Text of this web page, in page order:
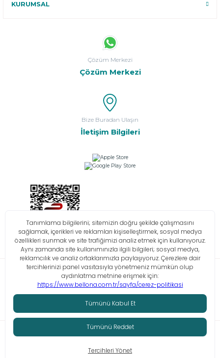
KURUMSAL
Çözüm Merkezi
Çözüm Merkezi
Bize Buradan Ulaşın
İletişim Bilgileri
Bilgi Toplumu Hizmetleri KVKK Çerez Politikası İşlem Rehberi
© Tüm hakları saklıdır. Bellona 2026